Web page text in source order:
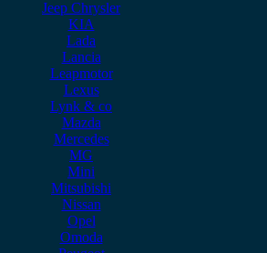
Jeep Chrysler
KIA
Lada
Lancia
Leapmotor
Lexus
Lynk & co
Mazda
Mercedes
MG
Mini
Mitsubishi
Nissan
Opel
Omoda